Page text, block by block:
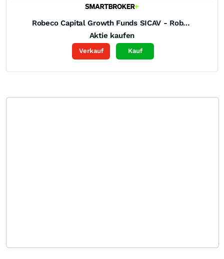
Robeco Capital Growth Funds SICAV - Robeco Smart Mobility -D CHF-
Aktie kaufen
Verkauf Kauf